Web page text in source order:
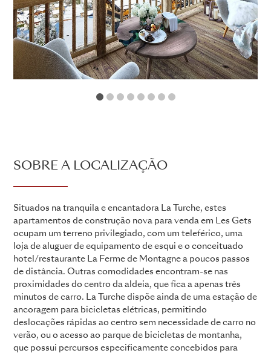
1 2 3 4 5
SOBRE A LOCALIZAÇÃO
Situados na tranquila e encantadora La Turche, estes
apartamentos de construção nova para venda em Les Gets
ocupam um terreno privilegiado, com um teleférico, uma
loja de aluguer de equipamento de esqui e o conceituado
hotel/restaurante La Ferme de Montagne a poucos passos
de distância. Outras comodidades encontram-se nas
proximidades do centro da aldeia, que fica a apenas três
minutos de carro. La Turche dispõe ainda de uma estação de
ancoragem para bicicletas elétricas, permitindo
deslocações rápidas ao centro sem necessidade de carro no
verão, ou o acesso ao parque de bicicletas de montanha,
que possui percursos especificamente concebidos para